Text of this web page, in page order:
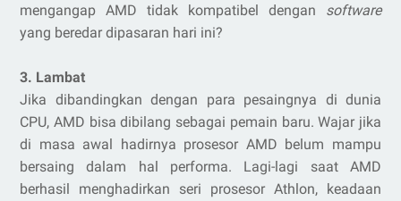
mengangap AMD tidak kompatibel dengan software
yang beredar dipasaran hari ini?
3. Lambat
Jika dibandingkan dengan para pesaingnya di dunia
CPU, AMD bisa dibilang sebagai pemain baru. Wajar jika
di masa awal hadirnya prosesor AMD belum mampu
bersaing dalam hal performa. Lagi-lagi saat AMD
berhasil menghadirkan seri prosesor Athlon, keadaan